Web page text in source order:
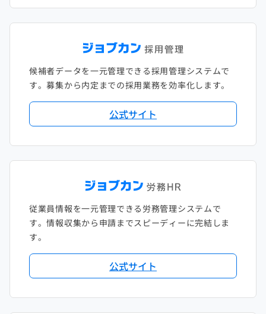
候補者データを一元管理できる採用管理システムで
す。募集から内定までの採用業務を効率化します。
公式サイト
従業員情報を一元管理できる労務管理システムで
す。情報収集から申請までスピーディーに完結しま
す。
公式サイト